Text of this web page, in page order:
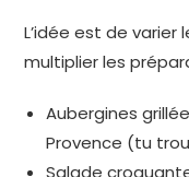
L’idée est de
multiplier les
Aubergines
Provence (tu
Salade